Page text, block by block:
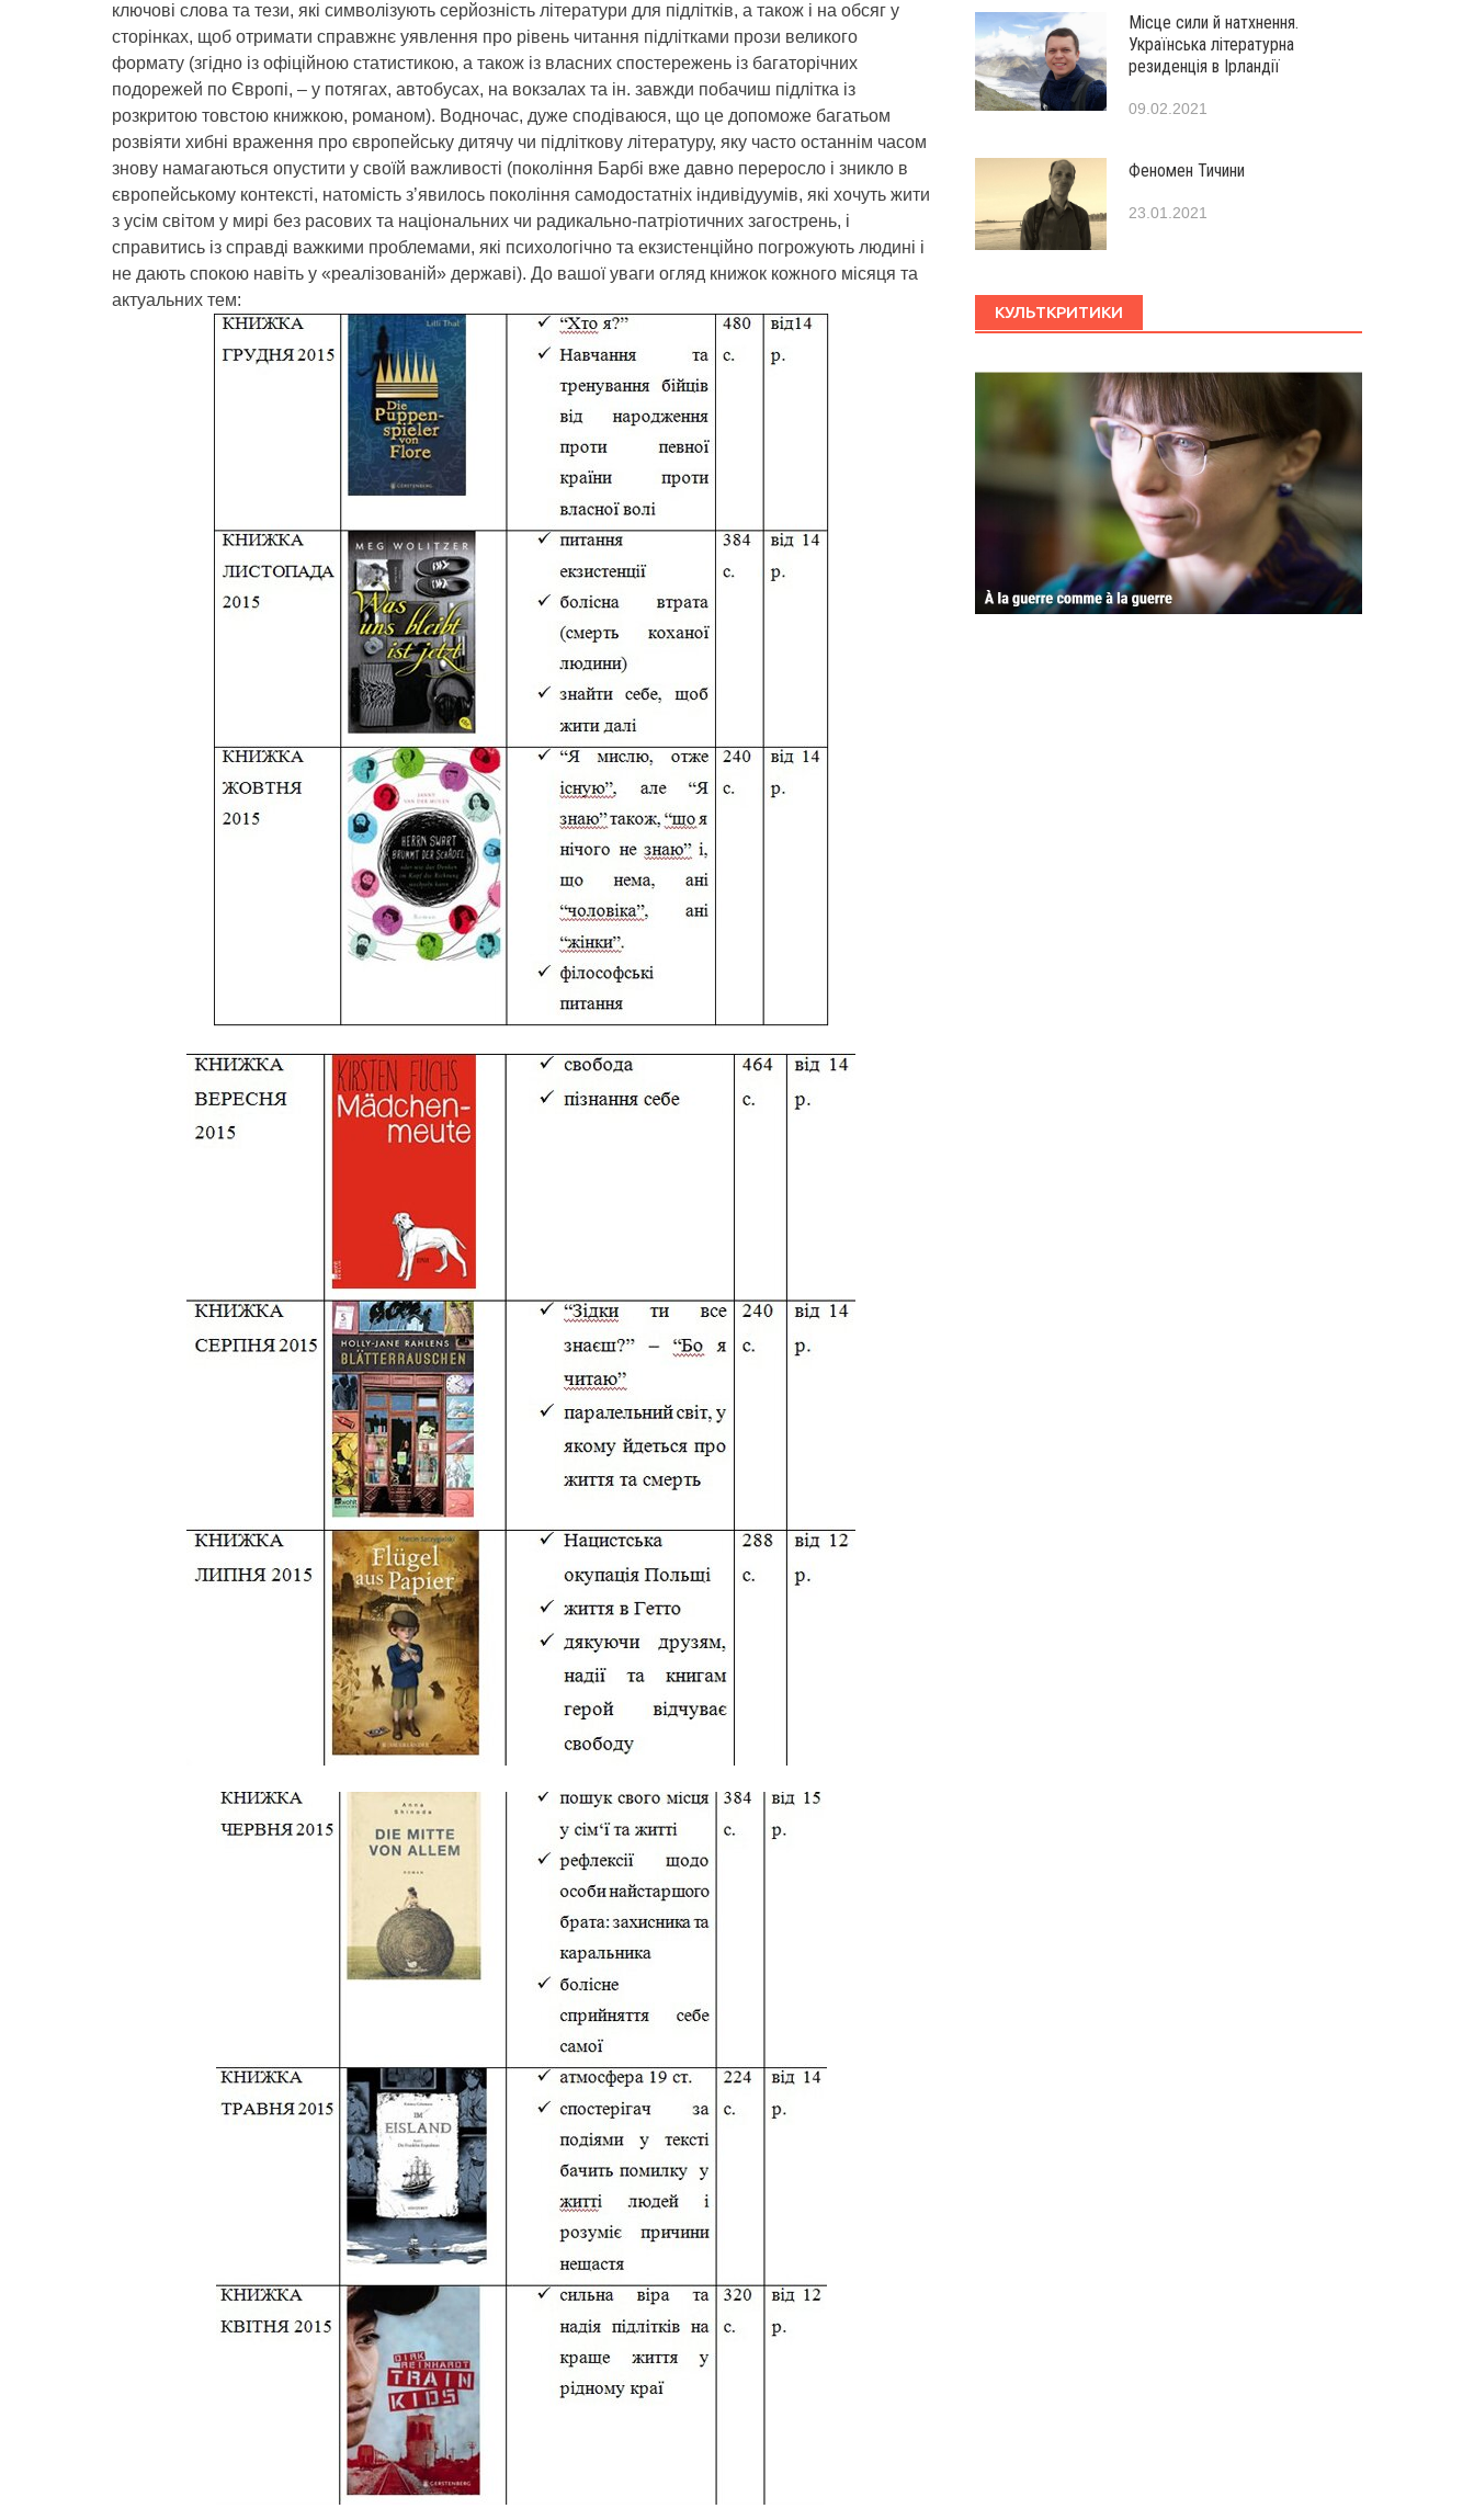
ключові слова та тези, які символізують серйозність літератури для підлітків, а також і на обсяг у
сторінках, щоб отримати справжнє уявлення про рівень читання підлітками прози великого
формату (згідно із офіційною статистикою, а також із власних спостережень із багаторічних
подорежей по Європі, – у потягах, автобусах, на вокзалах та ін. завжди побачиш підлітка із
розкритою товстою книжкою, романом). Водночас, дуже сподіваюся, що це допоможе багатьом
розвіяти хибні враження про європейську дитячу чи підліткову літературу, яку часто останнім часом
знову намагаються опустити у своїй важливості (покоління Барбі вже давно переросло і зникло в
європейському контексті, натомість з’явилось покоління самодостатніх індивідуумів, які хочуть жити
з усім світом у мирі без расових та національних чи радикально-патріотичних загострень, і
справитись із справді важкими проблемами, які психологічно та екзистенційно погрожують людині і
не дають спокою навіть у «реалізованій» державі). До вашої уваги огляд книжок кожного місяця та
актуальних тем:
Місце сили й натхнення.
Українська літературна
резиденція в Ірландії
09.02.2021
Феномен Тичини
23.01.2021
КУЛЬТКРИТИКИ